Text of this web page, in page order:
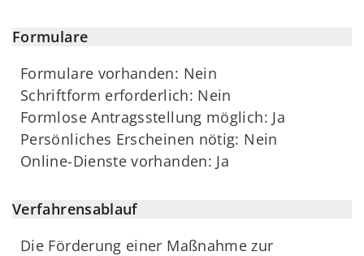
Formulare
Formulare vorhanden: Nein
Schriftform erforderlich: Nein
Formlose Antragsstellung möglich: Ja
Persönliches Erscheinen nötig: Nein
Online-Dienste vorhanden: Ja
Verfahrensablauf
Die Förderung einer Maßnahme zur